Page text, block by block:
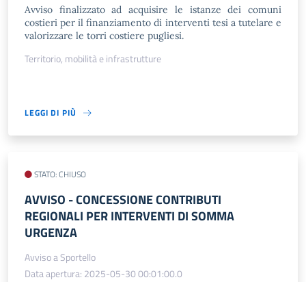
Avviso finalizzato ad acquisire le istanze dei comuni
costieri per il finanziamento di interventi tesi a tutelare e
valorizzare le torri costiere pugliesi.
Territorio, mobilità e infrastrutture
LEGGI DI PIÙ
STATO: CHIUSO
AVVISO​ - CONCESSIONE CONTRIBUTI
REGIONALI PER INTERVENTI DI SOMMA
URGENZA
Avviso a Sportello
Data apertura: 2025-05-30 00:01:00.0